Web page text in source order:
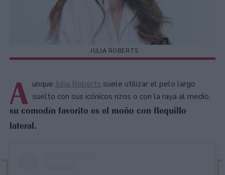
JULIA ROBERTS
A unque Julia Roberts suele utilizar el pelo largo
suelto con sus icónicos rizos o con la raya al medio,
su comodín favorito es el moño con flequillo
lateral.